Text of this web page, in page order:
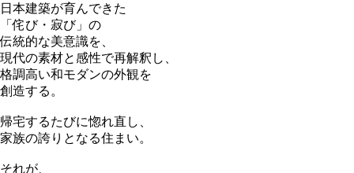
日本建築が育んできた
「侘び・寂び」の
伝統的な美意識を、
現代の素材と感性で再解釈し、
格調高い和モダンの外観を
創造する。
帰宅するたびに惚れ直し、
家族の誇りとなる住まい。
それが、